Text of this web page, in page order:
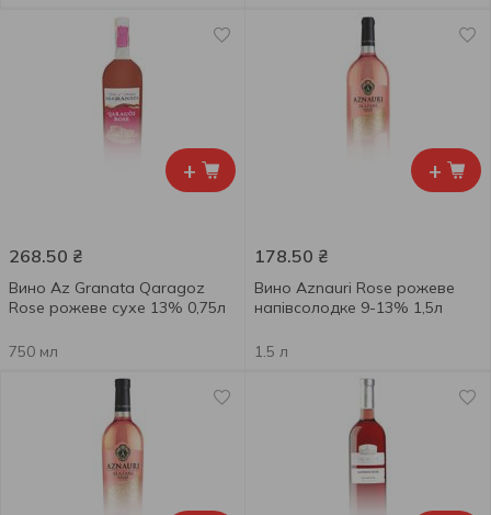
+
268.50 ₴
Вино Az Granata Qaragoz
Rose рожеве сухе 13% 0,75л
750 мл
+
178.50 ₴
Вино Aznauri Rose рожеве
напівсолодке 9-13% 1,5л
1.5 л